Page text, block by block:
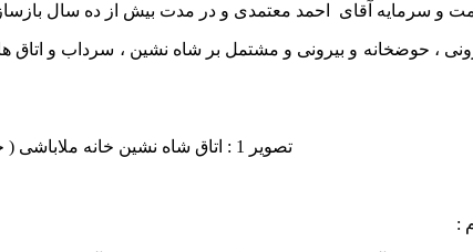
همت و سرمایه آقای احمد معتمدی و در مدت بیش از ده سال
در سه بخش اندرونی ، حوضخانه و بیرونی و مشتمل بر شاه نشین ،
تصویر 1 : اتاق شاه نشین خانه ملاباشی ( خانه معتمدی )
: